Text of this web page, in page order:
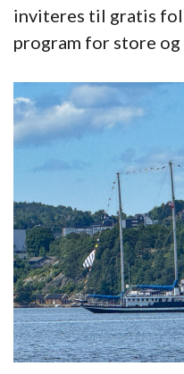
inviteres til gratis
program for store og